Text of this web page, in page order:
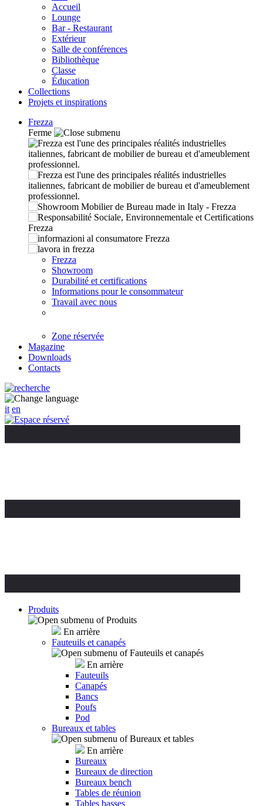
Accueil
Lounge
Bar - Restaurant
Extérieur
Salle de conférences
Bibliothèque
Classe
Éducation
Collections
Projets et inspirations
Frezza
Ferme
Frezza
Showroom
Durabilité et certifications
Informations pour le consommateur
Travail avec nous
Zone réservée
Magazine
Downloads
Contacts
it en
Produits
En arrière
Fauteuils et canapés
En arrière
Fauteuils
Canapés
Bancs
Poufs
Pod
Bureaux et tables
En arrière
Bureaux
Bureaux de direction
Bureaux bench
Tables de réunion
Tables basses